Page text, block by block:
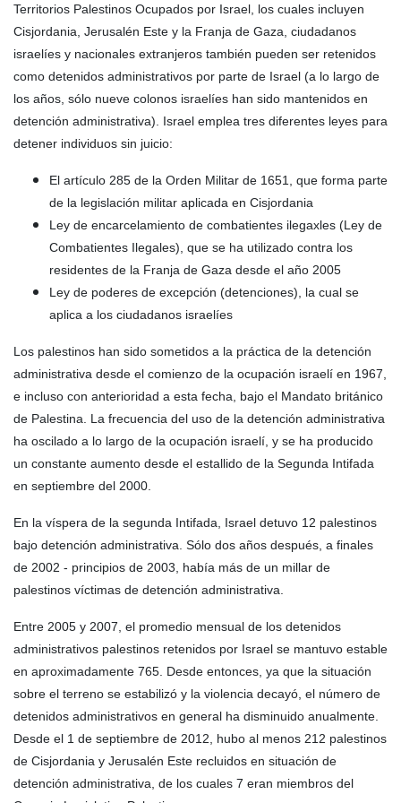
Territorios Palestinos Ocupados por Israel, los cuales incluyen
Cisjordania, Jerusalén Este y la Franja de Gaza, ciudadanos
israelíes y nacionales extranjeros también pueden ser retenidos
como detenidos administrativos por parte de Israel (a lo largo de
los años, sólo nueve colonos israelíes han sido mantenidos en
detención administrativa). Israel emplea tres diferentes leyes para
detener individuos sin juicio:
El artículo 285 de la Orden Militar de 1651, que forma parte
de la legislación militar aplicada en Cisjordania
Ley de encarcelamiento de combatientes ilegaxles (Ley de
Combatientes Ilegales), que se ha utilizado contra los
residentes de la Franja de Gaza desde el año 2005
Ley de poderes de excepción (detenciones), la cual se
aplica a los ciudadanos israelíes
Los palestinos han sido sometidos a la práctica de la detención
administrativa desde el comienzo de la ocupación israelí en 1967,
e incluso con anterioridad a esta fecha, bajo el Mandato británico
de Palestina. La frecuencia del uso de la detención administrativa
ha oscilado a lo largo de la ocupación israelí, y se ha producido
un constante aumento desde el estallido de la Segunda Intifada
en septiembre del 2000.
En la víspera de la segunda Intifada, Israel detuvo 12 palestinos
bajo detención administrativa. Sólo dos años después, a finales
de 2002 - principios de 2003, había más de un millar de
palestinos víctimas de detención administrativa.
Entre 2005 y 2007, el promedio mensual de los detenidos
administrativos palestinos retenidos por Israel se mantuvo estable
en aproximadamente 765. Desde entonces, ya que la situación
sobre el terreno se estabilizó y la violencia decayó, el número de
detenidos administrativos en general ha disminuido anualmente.
Desde el 1 de septiembre de 2012, hubo al menos 212 palestinos
de Cisjordania y Jerusalén Este recluidos en situación de
detención administrativa, de los cuales 7 eran miembros del